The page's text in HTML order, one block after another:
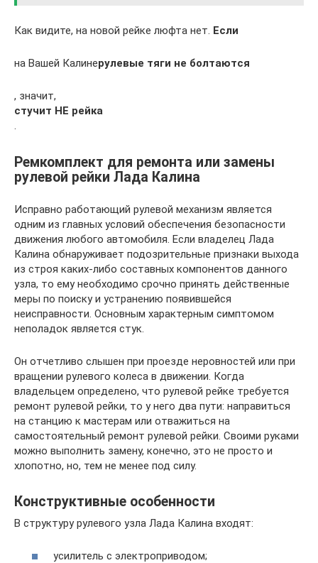
Как видите, на новой рейке люфта нет. Если
на Вашей Калинерулевые тяги не болтаются
, значит,
стучит НЕ рейка
.
Ремкомплект для ремонта или замены
рулевой рейки Лада Калина
Исправно работающий рулевой механизм является
одним из главных условий обеспечения безопасности
движения любого автомобиля. Если владелец Лада
Калина обнаруживает подозрительные признаки выхода
из строя каких-либо составных компонентов данного
узла, то ему необходимо срочно принять действенные
меры по поиску и устранению появившейся
неисправности. Основным характерным симптомом
неполадок является стук.
Он отчетливо слышен при проезде неровностей или при
вращении рулевого колеса в движении. Когда
владельцем определено, что рулевой рейке требуется
ремонт рулевой рейки, то у него два пути: направиться
на станцию к мастерам или отважиться на
самостоятельный ремонт рулевой рейки. Своими руками
можно выполнить замену, конечно, это не просто и
хлопотно, но, тем не менее под силу.
Конструктивные особенности
В структуру рулевого узла Лада Калина входят:
усилитель с электроприводом;